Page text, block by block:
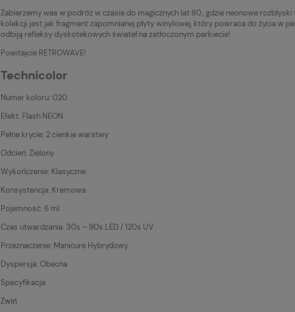
Cena nie zawiera ewentualnych kosztów
płatności
Zabierzemy was w podróż w czasie do magicznych lat 80., gdzie neonowe
kolekcji jest jak fragment zapomnianej płyty winylowej, który powraca do życia w
odbiją refleksy dyskotekowych świateł na zatłoczonym parkiecie!
Powitajcie RETROWAVE!
Technicolor
Numer koloru: 020
Efekt: Flash NEON
Pełne krycie: 2 cienkie warstwy
Odcień: Zielony
Wykończenie: Klasyczne
Konsystencja: Kremowa
Pojemność: 6 ml
Czas utwardzania: 30s – 90s LED / 120s UV
Przeznaczenie: Manicure Hybrydowy
Dyspersja: Obecna
Specyfikacja:
Zwiń